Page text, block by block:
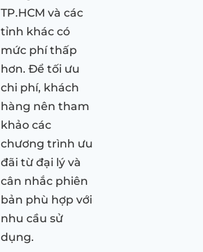
TP.HCM và các
tỉnh khác có
mức phí thấp
hơn. Để tối ưu
chi phí, khách
hàng nên tham
khảo các
chương trình ưu
đãi từ đại lý và
cân nhắc phiên
bản phù hợp với
nhu cầu sử
dụng.